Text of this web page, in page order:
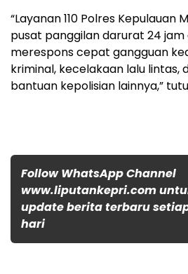
“Layanan 110 Polres
pusat panggilan darurat 24
merespons cepat gangguan
kriminal, kecelakaan lalu lintas,
bantuan kepolisian lainnya,”
Follow WhatsApp Channel
www.liputankepri.com
update berita terbaru
hari